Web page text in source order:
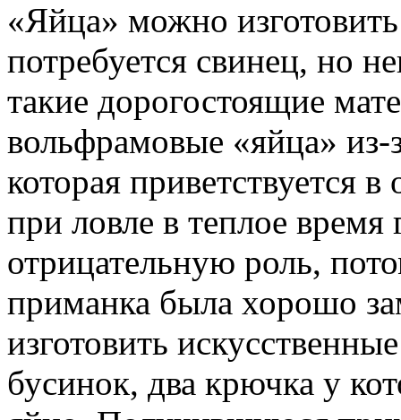
«Яйца» можно
потребуется свинец, но
такие дорогостоящие
вольфрамовые «яйца»
которая приветствуется
при ловле в теплое время
отрицательную роль,
приманка была хорошо
изготовить
бусинок, два крючка у